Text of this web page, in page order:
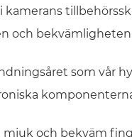
och bekvämligheten
som vår
mjuk och bekväm